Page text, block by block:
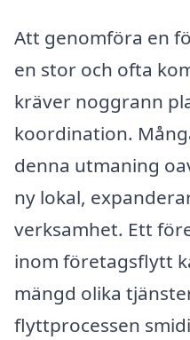
Att genomföra en
en stor och ofta
kräver noggrann
koordination.
denna utmaning
ny lokal,
verksamhet. Ett
inom företagsflytt
mängd olika
flyttprocessen